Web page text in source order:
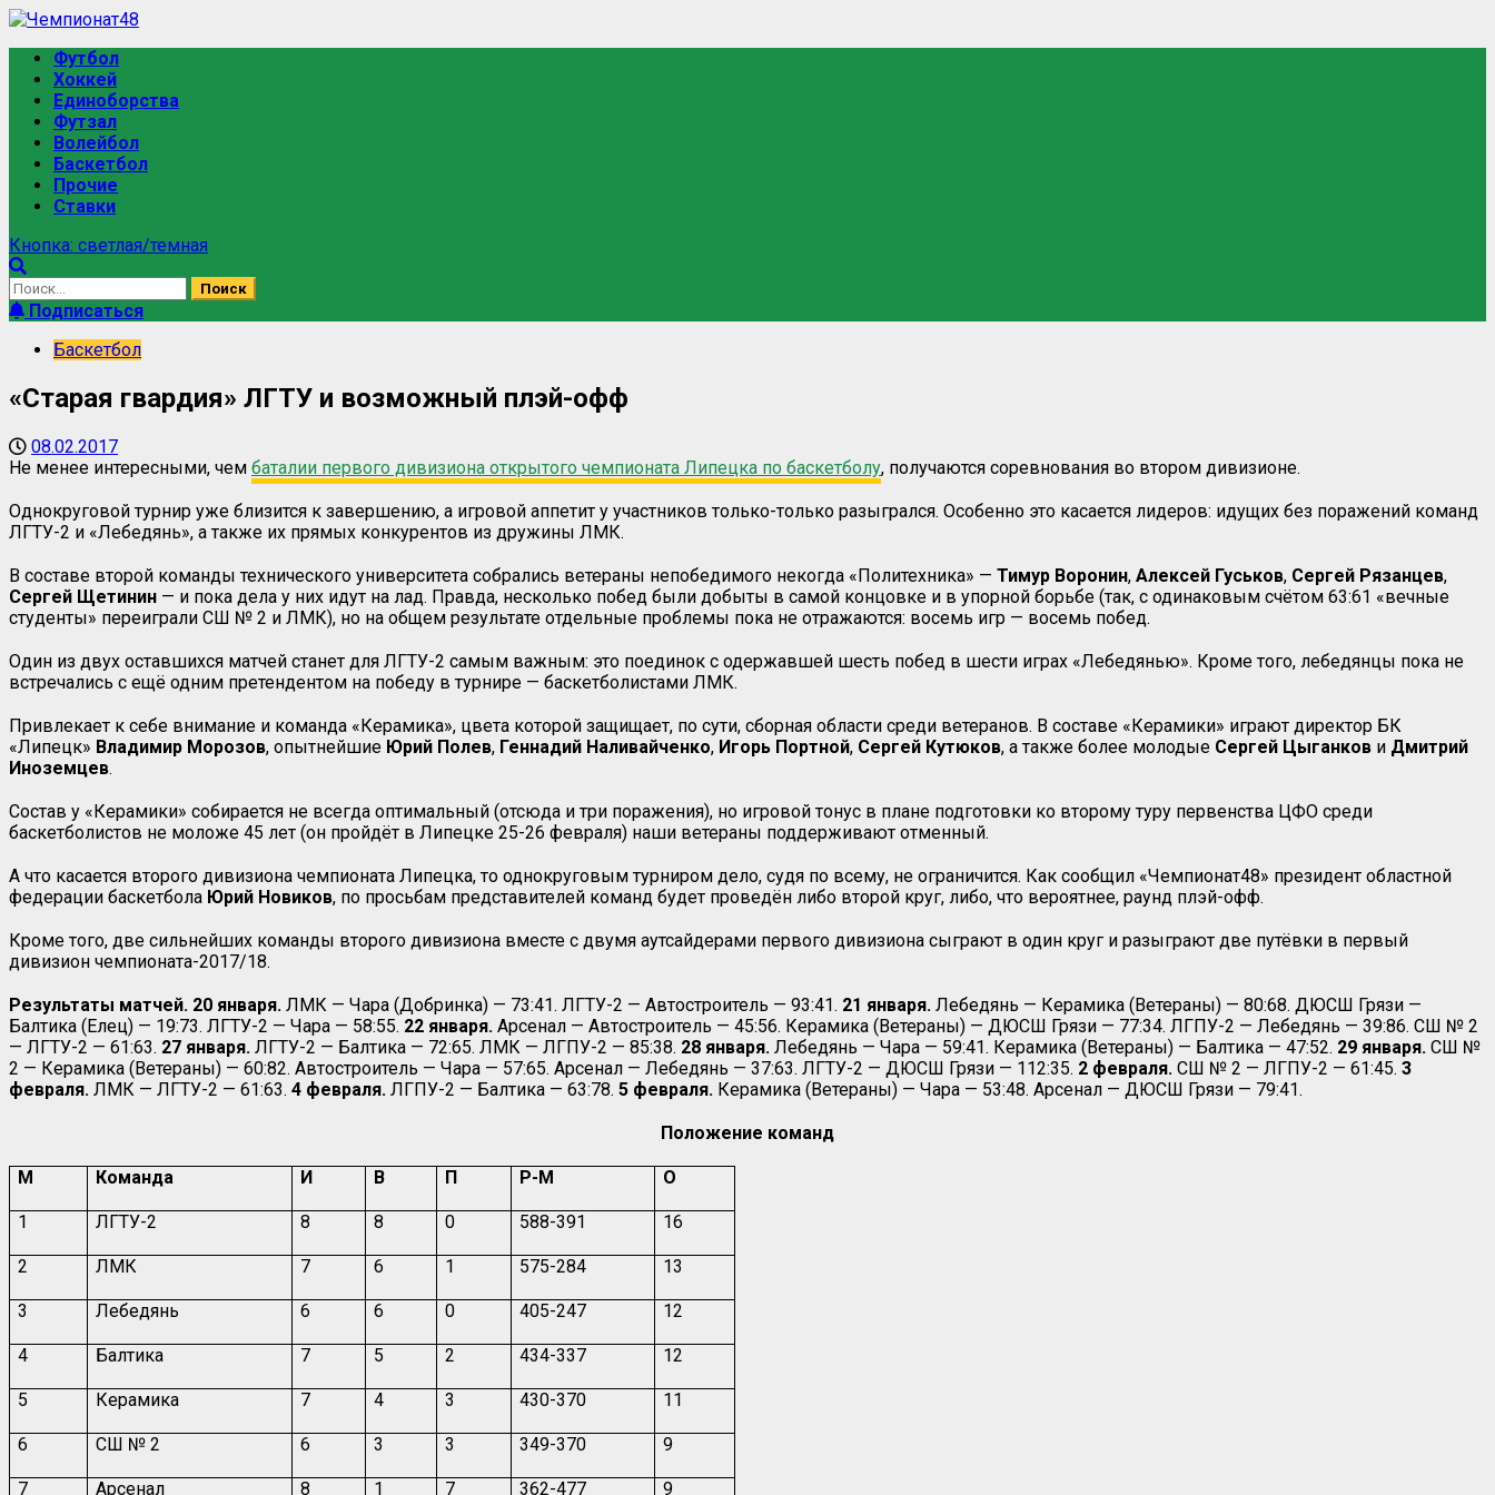
Футбол
Хоккей
Единоборства
Футзал
Волейбол
Баскетбол
Прочие
Ставки
Кнопка: светлая/темная
Подписаться
Баскетбол
«Старая гвардия» ЛГТУ и возможный плэй-офф
08.02.2017
Не менее интересными, чем баталии первого дивизиона открытого чемпионата Липецка по баскетболу, получаются соревнования во втором дивизионе.
Однокруговой турнир уже близится к завершению, а игровой аппетит у участников только-только разыгрался. Особенно это касается лидеров: идущих без поражений команд
ЛГТУ-2 и «Лебедянь», а также их прямых конкурентов из дружины ЛМК.
В составе второй команды технического университета собрались ветераны непобедимого некогда «Политехника» — Тимур Воронин, Алексей Гуськов, Сергей Рязанцев,
Сергей Щетинин — и пока дела у них идут на лад. Правда, несколько побед были добыты в самой концовке и в упорной борьбе (так, с одинаковым счётом 63:61 «вечные
студенты» переиграли СШ № 2 и ЛМК), но на общем результате отдельные проблемы пока не отражаются: восемь игр — восемь побед.
Один из двух оставшихся матчей станет для ЛГТУ-2 самым важным: это поединок с одержавшей шесть побед в шести играх «Лебедянью». Кроме того, лебедянцы пока не
встречались с ещё одним претендентом на победу в турнире — баскетболистами ЛМК.
Привлекает к себе внимание и команда «Керамика», цвета которой защищает, по сути, сборная области среди ветеранов. В составе «Керамики» играют директор БК
«Липецк» Владимир Морозов, опытнейшие Юрий Полев, Геннадий Наливайченко, Игорь Портной, Сергей Кутюков, а также более молодые Сергей Цыганков и Дмитрий
Иноземцев.
Состав у «Керамики» собирается не всегда оптимальный (отсюда и три поражения), но игровой тонус в плане подготовки ко второму туру первенства ЦФО среди
баскетболистов не моложе 45 лет (он пройдёт в Липецке 25-26 февраля) наши ветераны поддерживают отменный.
А что касается второго дивизиона чемпионата Липецка, то однокруговым турниром дело, судя по всему, не ограничится. Как сообщил «Чемпионат48» президент областной
федерации баскетбола Юрий Новиков, по просьбам представителей команд будет проведён либо второй круг, либо, что вероятнее, раунд плэй-офф.
Кроме того, две сильнейших команды второго дивизиона вместе с двумя аутсайдерами первого дивизиона сыграют в один круг и разыграют две путёвки в первый
дивизион чемпионата-2017/18.
Результаты матчей. 20 января. ЛМК — Чара (Добринка) — 73:41. ЛГТУ-2 — Автостроитель — 93:41. 21 января. Лебедянь — Керамика (Ветераны) — 80:68. ДЮСШ Грязи —
Балтика (Елец) — 19:73. ЛГТУ-2 — Чара — 58:55. 22 января. Арсенал — Автостроитель — 45:56. Керамика (Ветераны) — ДЮСШ Грязи — 77:34. ЛГПУ-2 — Лебедянь — 39:86. СШ № 2
— ЛГТУ-2 — 61:63. 27 января. ЛГТУ-2 — Балтика — 72:65. ЛМК — ЛГПУ-2 — 85:38. 28 января. Лебедянь — Чара — 59:41. Керамика (Ветераны) — Балтика — 47:52. 29 января. СШ №
2 — Керамика (Ветераны) — 60:82. Автостроитель — Чара — 57:65. Арсенал — Лебедянь — 37:63. ЛГТУ-2 — ДЮСШ Грязи — 112:35. 2 февраля. СШ № 2 — ЛГПУ-2 — 61:45. 3
февраля. ЛМК — ЛГТУ-2 — 61:63. 4 февраля. ЛГПУ-2 — Балтика — 63:78. 5 февраля. Керамика (Ветераны) — Чара — 53:48. Арсенал — ДЮСШ Грязи — 79:41.
Положение команд
М Команда И В П Р-М О
1 ЛГТУ-2 8 8 0 588-391 16
2 ЛМК 7 6 1 575-284 13
3 Лебедянь 6 6 0 405-247 12
4 Балтика 7 5 2 434-337 12
5 Керамика 7 4 3 430-370 11
6 СШ № 2 6 3 3 349-370 9
7 Арсенал 8 1 7 362-477 9